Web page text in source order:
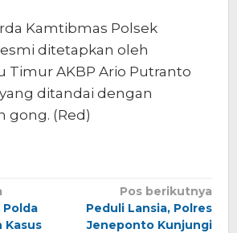
Kamtibmas Polsek
ditetapkan oleh
Timur AKBP Ario Putranto
yang ditandai dengan
gong. (Red)
Polda
Kasus
Pos berikutnya
Peduli Lansia, Polres
Jeneponto Kunjungi